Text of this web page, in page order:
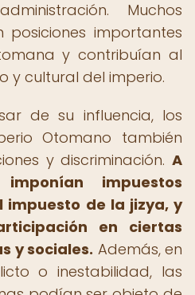
Muchos
posiciones importantes
y contribuían al
y cultural del imperio.
de su influencia, los
Otomano también
y discriminación. A
impuestos
impuesto de la jizya, y
en ciertas
y sociales. Además, en
o inestabilidad, las